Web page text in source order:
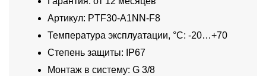
Артикул: PTF30-A1NN-F8
Температура эксплуатации, °C: -20…+70
Степень защиты: IP67
Монтаж в систему: G 3/8